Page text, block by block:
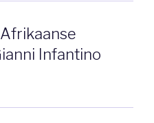
Infantino